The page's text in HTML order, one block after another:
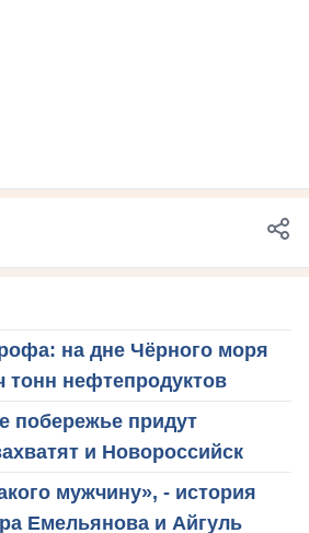
на дне Чёрного моря
тонн нефтепродуктов
побережье придут
и Новороссийск
мужчину», - история
Емельянова и Айгуль